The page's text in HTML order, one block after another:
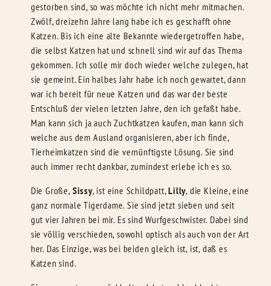
gestorben sind, so was möchte ich nicht mehr mitmachen.
Zwölf, dreizehn Jahre lang habe ich es geschafft ohne
Katzen. Bis ich eine alte Bekannte wiedergetroffen habe,
die selbst Katzen hat und schnell sind wir auf das Thema
gekommen. Ich solle mir doch wieder welche zulegen, hat
sie gemeint. Ein halbes Jahr habe ich noch gewartet, dann
war ich bereit für neue Katzen und das war der beste
Entschluß der vielen letzten Jahre, den ich gefaßt habe.
Man kann sich ja auch Zuchtkatzen kaufen, man kann sich
welche aus dem Ausland organisieren, aber ich finde,
Tierheimkatzen sind die vernünftigste Lösung. Sie sind
auch immer recht dankbar, zumindest erlebe ich es so.
Die Große, Sissy, ist eine Schildpatt,Lilly, die Kleine, eine
ganz normale Tigerdame. Sie sind jetzt sieben und seit
gut vier Jahren bei mir. Es sind Wurfgeschwister. Dabei sind
sie völlig verschieden, sowohl optisch als auch von der Art
her. Das Einzige, was bei beiden gleich ist, ist, daß es
Katzen sind.